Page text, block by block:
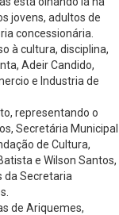
jovens, adultos de
concessionária.
à cultura, disciplina,
Adeir Candido,
e Industria de
representando o
Secretária Municipal
de Cultura,
e Wilson Santos,
da Secretaria
de Ariquemes,